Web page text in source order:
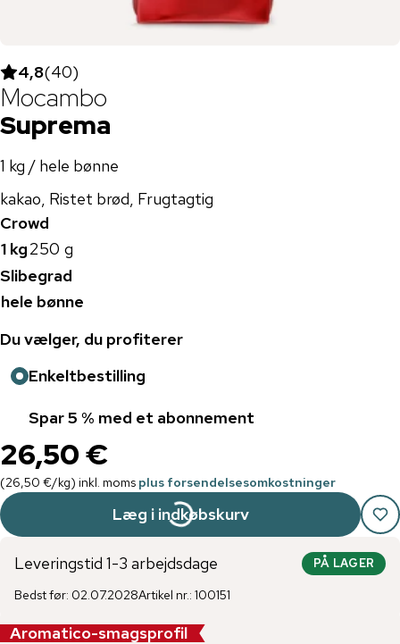
4,8(40)
Mocambo
Suprema
1 kg / hele bønne
kakao, Ristet brød, Frugtagtig
Crowd
1 kg250 g
Slibegrad
hele bønne
Du vælger, du profiterer
Enkeltbestilling
Spar 5 % med et abonnement
26,50 €
(26,50 €/kg) inkl. moms plus forsendelsesomkostninger
Læg i indkøbskurv
Leveringstid 1-3 arbejdsdage PÅ LAGER
Bedst før: 02.07.2028Artikel nr.: 100151
Aromatico-smagsprofil